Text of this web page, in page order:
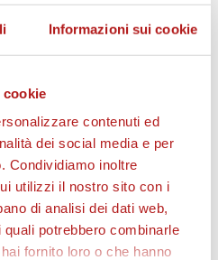
Informazioni sui cookie
contenuti ed
dei social media e per
Condividiamo inoltre
utilizzi il nostro sito con i
di analisi dei dati web,
potrebbero combinarle
fornito loro o che hanno